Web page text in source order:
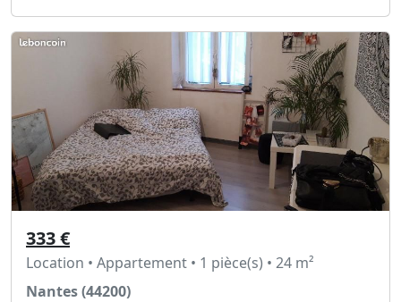
333 €
Location • Appartement • 1 pièce(s) • 24 m²
Nantes (44200)